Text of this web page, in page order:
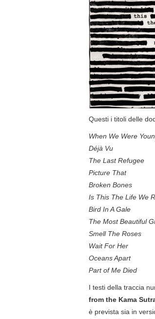
Questi i titoli delle
When We Were
Déjà Vu
The Last Refugee
Picture That
Broken Bones
Is This The Life We
Bird In A Gale
The Most Beautiful
Smell The Roses
Wait For Her
Oceans Apart
Part of Me Died
I testi della traccia
from the Kama
è prevista sia in